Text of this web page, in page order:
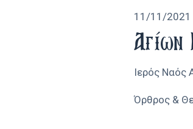
11/Αγίων
11/11/2021
Ιερός Ναός
Όρθρος &